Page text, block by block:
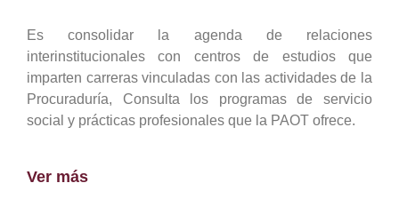
Es consolidar la agenda de relaciones
interinstitucionales con centros de estudios que
imparten carreras vinculadas con las actividades de la
Procuraduría, Consulta los programas de servicio
social y prácticas profesionales que la PAOT ofrece.
Ver más